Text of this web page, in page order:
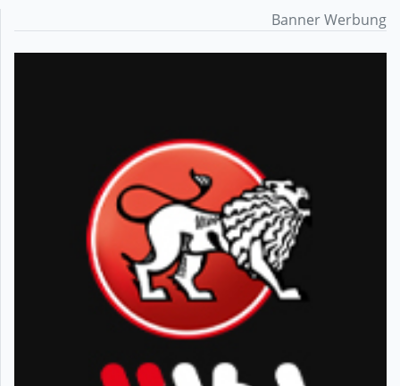
Banner Werbung